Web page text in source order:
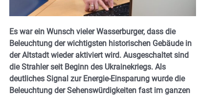
Es war ein Wunsch vieler Wasserburger, dass die
Beleuchtung der wichtigsten historischen Gebäude in
der Altstadt wieder aktiviert wird. Ausgeschaltet sind
die Strahler seit Beginn des Ukrainekriegs. Als
deutliches Signal zur Energie-Einsparung wurde die
Beleuchtung der Sehenswürdigkeiten fast im ganzen